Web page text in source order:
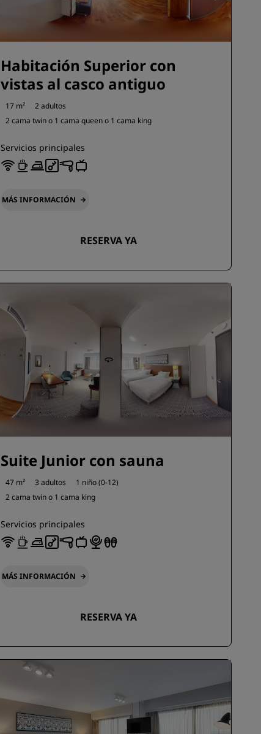
Habitación Superior con
vistas al casco antiguo
17 m²
2 adultos
2 cama twin o 1 cama queen o 1 cama king
Servicios principales
MÁS INFORMACIÓN
RESERVA YA
Suite Junior con sauna
47 m² 3 adultos
1 niño (0-12)
2 cama twin o 1 cama king
Servicios principales
MÁS INFORMACIÓN
RESERVA YA